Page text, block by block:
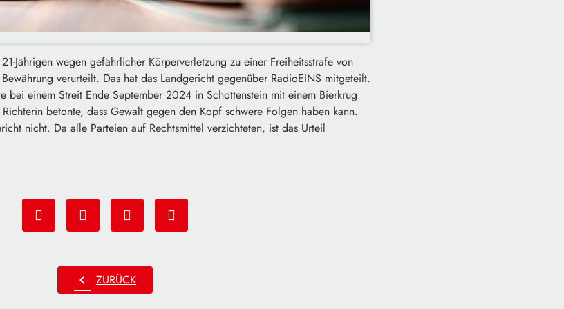
Jährigen wegen gefährlicher Körperverletzung zu einer Freiheitsstrafe von
verurteilt. Das hat das Landgericht gegenüber RadioEINS mitgeteilt.
bei einem Streit Ende September 2024 in Schottenstein mit einem Bierkrug
betonte, dass Gewalt gegen den Kopf schwere Folgen haben kann.
nicht. Da alle Parteien auf Rechtsmittel verzichteten, ist das Urteil
chevron_left ZURÜCK